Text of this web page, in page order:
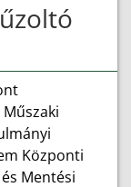
Központi
Mentési